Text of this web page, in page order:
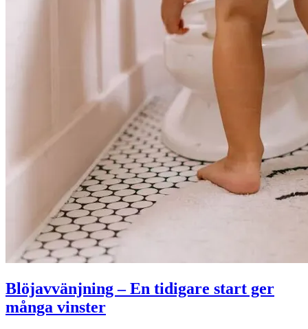
Blöjavvänjning – En tidigare start ger
många vinster